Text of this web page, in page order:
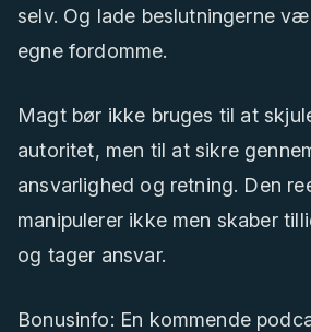
selv. Og lade beslutningerne
egne fordomme.
Magt bør ikke bruges til at
autoritet, men til at sikre
ansvarlighed og retning. Den
manipulerer ikke men skaber
og tager ansvar.
Bonusinfo: En kommende